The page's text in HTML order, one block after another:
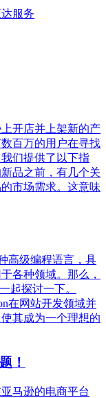
服务
开店并上架新的产
百万的用户在寻找
们提供了以下指
品之前，有几个关
市场需求。这意味
高级编程语言，具
各种领域。那么，
起探讨一下。
在网站开发领域并
其成为一个理想的
！
马逊的电商平台